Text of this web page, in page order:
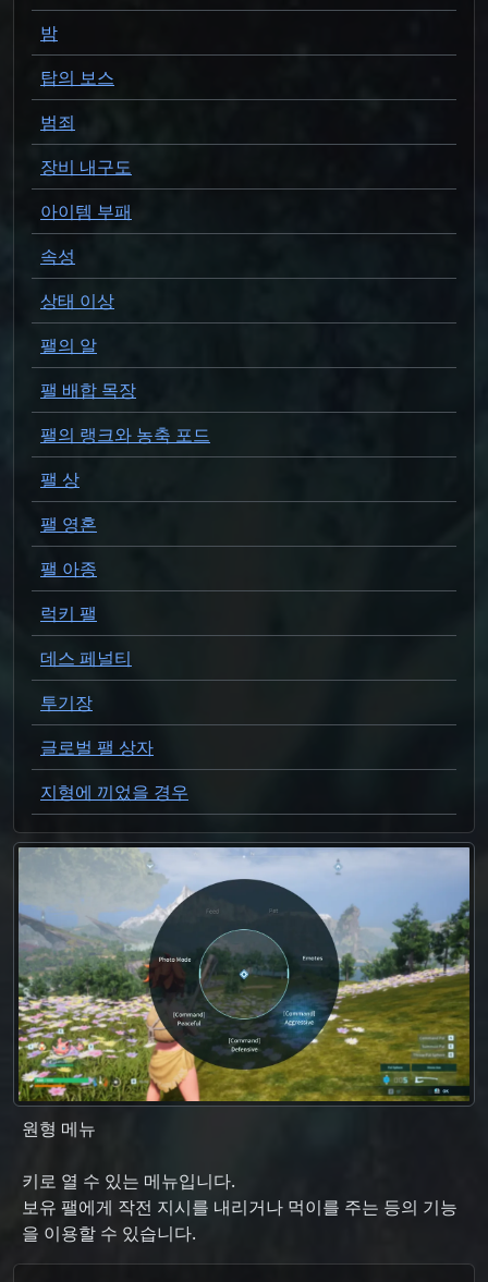
밤
탑의 보스
범죄
장비 내구도
아이템 부패
속성
상태 이상
팰의 알
팰 배합 목장
팰의 랭크와 농축 포드
팰 상
팰 영혼
팰 아종
럭키 팰
데스 페널티
투기장
글로벌 팰 상자
지형에 끼었을 경우
원형 메뉴
키로 열 수 있는 메뉴입니다.
보유 팰에게 작전 지시를 내리거나 먹이를 주는 등의 기능
을 이용할 수 있습니다.